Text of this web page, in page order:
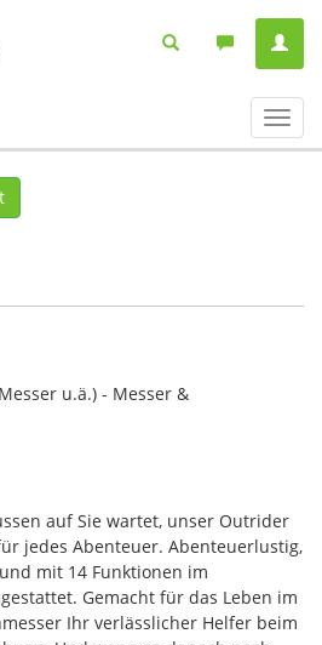
ein-/
u.ä.) - Messer &
auf Sie wartet, unser Outrider
jedes Abenteuer. Abenteuerlustig,
mit 14 Funktionen im
Gemacht für das Leben im
Ihr verlässlicher Helfer beim